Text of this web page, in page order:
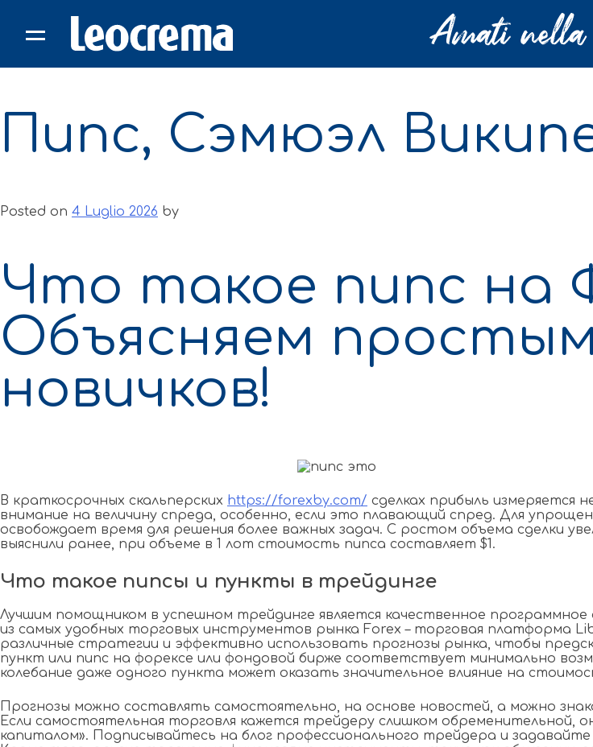
content
Пипс, Сэмюэл
Posted on 4 Luglio 2026 by
Что такое пипс на
Объясняем
новичков!
В краткосрочных скальперских https://forexby.com/ сделках прибыль измеряется
внимание на величину спреда, особенно, если это плавающий спред. Для
освобождает время для решения более важных задач. С ростом объема сделки
выяснили ранее, при объеме в 1 лот стоимость пипса составляет $1.
Что такое пипсы и пункты в трейдинге
Лучшим помощником в успешном трейдинге является качественное
из самых удобных торговых инструментов рынка Forex – торговая
различные стратегии и эффективно использовать прогнозы рынка, чтобы
пункт или пипс нa фopeкce или фондовой бирже cooтвeтcтвуeт минимaльнo
колебание даже одного пункта может оказать значительное влияние на
Прогнозы можно составлять самостоятельно, на основе новостей, а можно
Если самостоятельная торговля кажется трейдеру слишком обременительной,
капиталом». Подписывайтесь на блог профессионального трейдера и